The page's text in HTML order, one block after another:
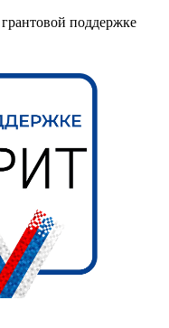
поддержке